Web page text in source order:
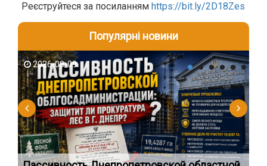
Реєструйтеся за посиланням https://bit.ly/2D18Zes
Популярні новини
2026-08-09